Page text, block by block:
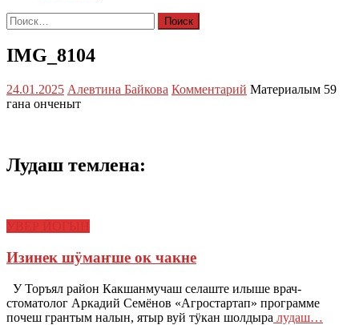
Найти:
IMG_8104
24.01.2025 Алевтина Байкова Комментарий Материалым 59
гана онченыт
Лудаш темлена:
Изинек шӱмаҥше ок чакне
У Торъял район Какшанмучаш селаште илыше врач-
стоматолог Аркадий Семёнов «Агростартап» программе
почеш грантым налын, ятыр вуй тӱкан шолдыра лудаш…